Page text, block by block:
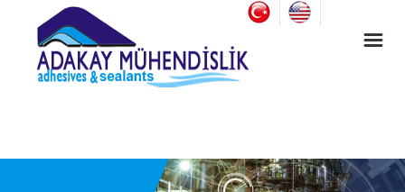
Endüstriyel Yapıştırıcı ve Oto Cam Montaj Malzemeleri